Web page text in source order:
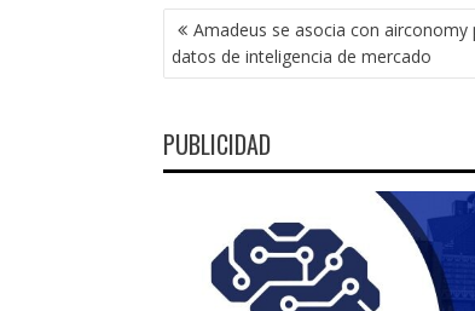
NAVEGACIÓN
DE
ENTRADAS
Amadeus se asocia con airconomy
datos de inteligencia de mercado
PUBLICIDAD